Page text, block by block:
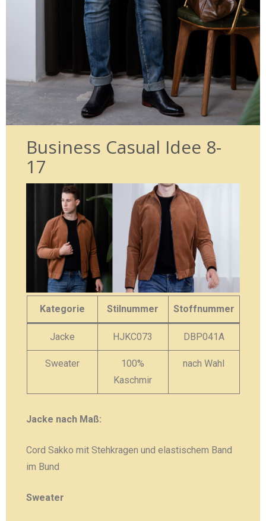
Business Casual Idee 8-
17
Kategorie Stilnummer Stoffnummer
Jacke HJKC073 DBP041A
Sweater
100%
Kaschmir
nach Wahl
Jacke nach Maß:
Cord Sakko mit Stehkragen und elastischem Band
im Bund
Sweater